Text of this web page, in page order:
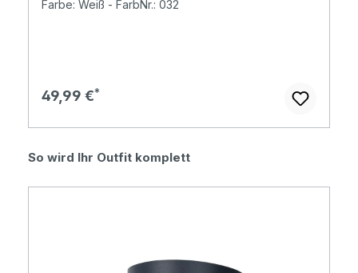
Farbe: Weiß - FarbNr.: 032
Regulärer Preis:
49,99 €
Produktgalerie überspringen
So wird Ihr Outfit komplett